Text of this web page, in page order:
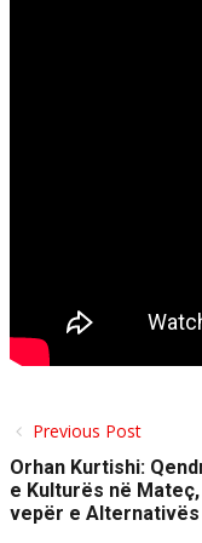
Previous Post
Orhan Kurtishi:
e Kulturës në Mateç,
vepër e Alternativës